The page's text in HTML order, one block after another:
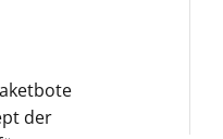
der